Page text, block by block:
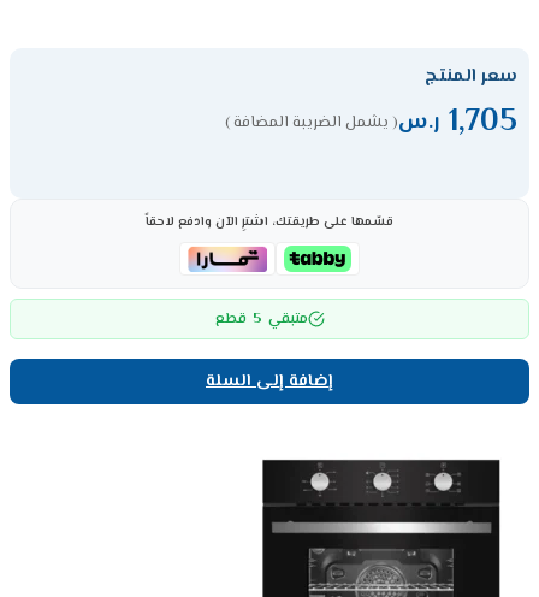
سعر المنتج
1,705 ر.س( يشمل الضريبة المضافة )
قسّمها على طريقتك، اشترِ الآن وادفع لاحقاً
متبقي 5 قطع
إضافة إلى السلة